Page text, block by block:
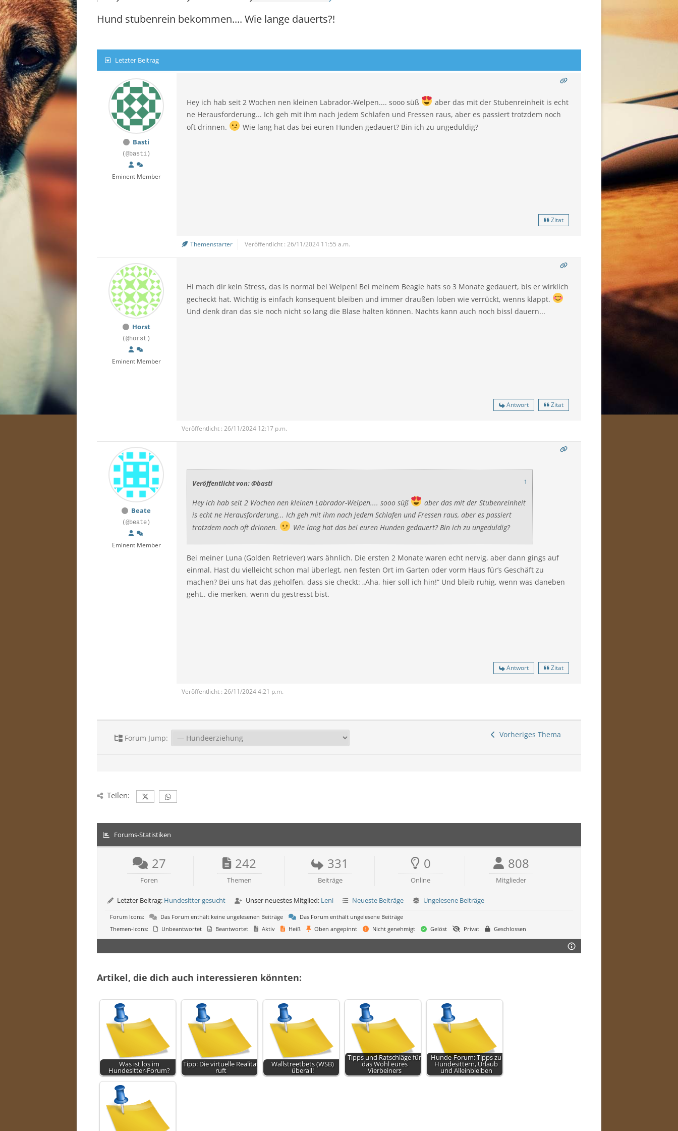
STEIERMARK
STEIERMARK
Hund stubenrein bekommen.... Wie lange dauerts?!
Letzter Beitrag
Basti
(@basti)
Eminent Member
Hey ich hab seit 2 Wochen nen kleinen Labrador-Welpen.... sooo süß
aber das mit der Stubenreinheit is echt
ne Herausforderung... Ich geh mit ihm nach jedem Schlafen und Fressen raus, aber es passiert trotzdem noch
oft drinnen.
Wie lang hat das bei euren Hunden gedauert? Bin ich zu ungeduldig?
Zitat
Themenstarter Veröffentlicht : 26/11/2024 11:55 a.m.
Horst
(@horst)
Eminent Member
Hi mach dir kein Stress, das is normal bei Welpen! Bei meinem Beagle hats so 3 Monate gedauert, bis er wirklich
gecheckt hat. Wichtig is einfach konsequent bleiben und immer draußen loben wie verrückt, wenns klappt.
Und denk dran das sie noch nicht so lang die Blase halten können. Nachts kann auch noch bissl dauern...
Antwort Zitat
Veröffentlicht : 26/11/2024 12:17 p.m.
Beate
(@beate)
Eminent Member
Veröffentlicht von: @basti ↑
Hey ich hab seit 2 Wochen nen kleinen Labrador-Welpen.... sooo süß
aber das mit der Stubenreinheit
is echt ne Herausforderung... Ich geh mit ihm nach jedem Schlafen und Fressen raus, aber es passiert
trotzdem noch oft drinnen.
Wie lang hat das bei euren Hunden gedauert? Bin ich zu ungeduldig?
Bei meiner Luna (Golden Retriever) wars ähnlich. Die ersten 2 Monate waren echt nervig, aber dann gings auf
einmal. Hast du vielleicht schon mal überlegt, nen festen Ort im Garten oder vorm Haus für’s Geschäft zu
machen? Bei uns hat das geholfen, dass sie checkt: „Aha, hier soll ich hin!“ Und bleib ruhig, wenn was daneben
geht.. die merken, wenn du gestresst bist.
Antwort Zitat
Veröffentlicht : 26/11/2024 4:21 p.m.
Forum Jump: Vorheriges Thema
Teilen:
Forums-Statistiken
27
Foren
242
Themen
331
Beiträge
0
Online
808
Mitglieder
Letzter Beitrag: Hundesitter gesucht Unser neuestes Mitglied: Leni Neueste Beiträge Ungelesene Beiträge
Forum Icons: Das Forum enthält keine ungelesenen Beiträge
Das Forum enthält ungelesene Beiträge
Themen-Icons:
Unbeantwortet Beantwortet Aktiv Heiß Oben angepinnt Nicht genehmigt Gelöst Privat Geschlossen
Artikel, die dich auch interessieren könnten:
Was ist los im
Hundesitter-Forum?
Tipp: Die virtuelle Realität
ruft
Wallstreetbets (WSB)
überall!
Tipps und Ratschläge für
das Wohl eures
Vierbeiners
Hunde-Forum: Tipps zu
Hundesittern, Urlaub
und Alleinbleiben